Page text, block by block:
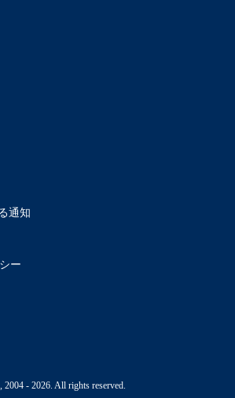
通知
ー
- 2026. All rights reserved.